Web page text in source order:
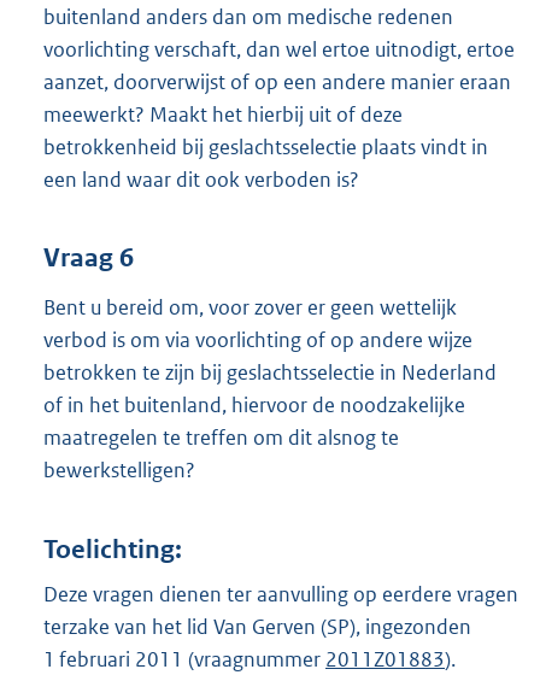
buitenland anders dan om medische redenen
voorlichting verschaft, dan wel ertoe uitnodigt, ertoe
aanzet, doorverwijst of op een andere manier eraan
meewerkt? Maakt het hierbij uit of deze
betrokkenheid bij geslachtsselectie plaats vindt in
een land waar dit ook verboden is?
Vraag 6
Bent u bereid om, voor zover er geen wettelijk
verbod is om via voorlichting of op andere wijze
betrokken te zijn bij geslachtsselectie in Nederland
of in het buitenland, hiervoor de noodzakelijke
maatregelen te treffen om dit alsnog te
bewerkstelligen?
Toelichting:
Deze vragen dienen ter aanvulling op eerdere vragen
terzake van het lid Van Gerven (SP), ingezonden
1 februari 2011 (vraagnummer 2011Z01883).